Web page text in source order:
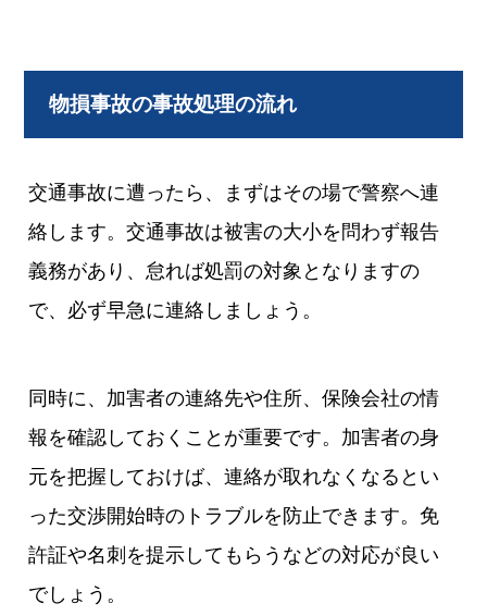
物損事故の事故処理の流れ
交通事故に遭ったら、まずはその場で警察へ連
絡します。交通事故は被害の大小を問わず報告
義務があり、怠れば処罰の対象となりますの
で、必ず早急に連絡しましょう。
同時に、加害者の連絡先や住所、保険会社の情
報を確認しておくことが重要です。加害者の身
元を把握しておけば、連絡が取れなくなるとい
った交渉開始時のトラブルを防止できます。免
許証や名刺を提示してもらうなどの対応が良い
でしょう。